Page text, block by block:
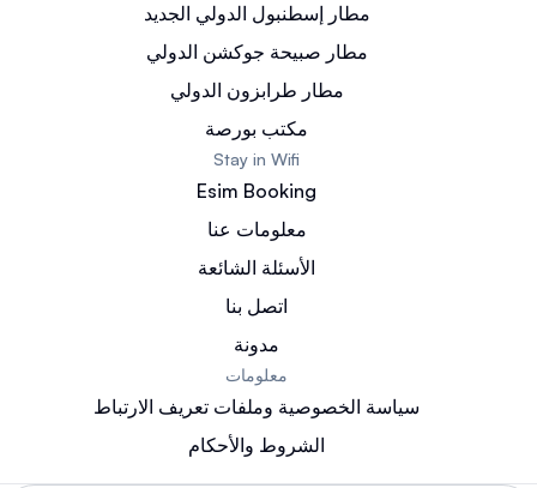
مطار إسطنبول الدولي الجديد
مطار صبيحة جوكشن الدولي
مطار طرابزون الدولي
مكتب بورصة
Stay in Wifi
Esim Booking
معلومات عنا
الأسئلة الشائعة
اتصل بنا
مدونة
معلومات
سياسة الخصوصية وملفات تعريف الارتباط
الشروط والأحكام